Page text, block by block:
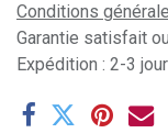
Conditions
Garantie satisfait
Expédition : 2-3